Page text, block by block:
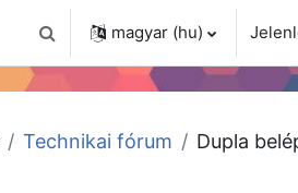
Keresési bemeneti adatok váltása
magyar ‎(hu)‎
Technikai fórum Dupla